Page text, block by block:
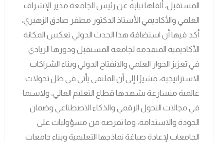
المستقبل، ألقاها نيابةً عن رئيس الجامعة مدير الإشراف
العلمي والأكاديمي الأستاذ الدكتور مظفر صادق الزهيري،
أكد فيها أن استضافة هذا الحدث الدولي تعكس المكانة
الأكاديمية المتقدمة لجامعة المستقبل ودورها الريادي
في تعزيز الحوار العلمي والانفتاح الدولي وبناء الشراكات
الاستراتيجية، مشيرًا إلى أن الملتقى يأتي في ظل تحولات
عالمية متسارعة يشهدها قطاع التعليم العالي، ولاسيما
في مجالات التحول الرقمي والذكاء الاصطناعي وضمان
الجودة والاستدامة، وما تفرضه من مسؤوليات على
الجامعات لإعادة صياغة نماذجها التعليمية وبناء جامعات